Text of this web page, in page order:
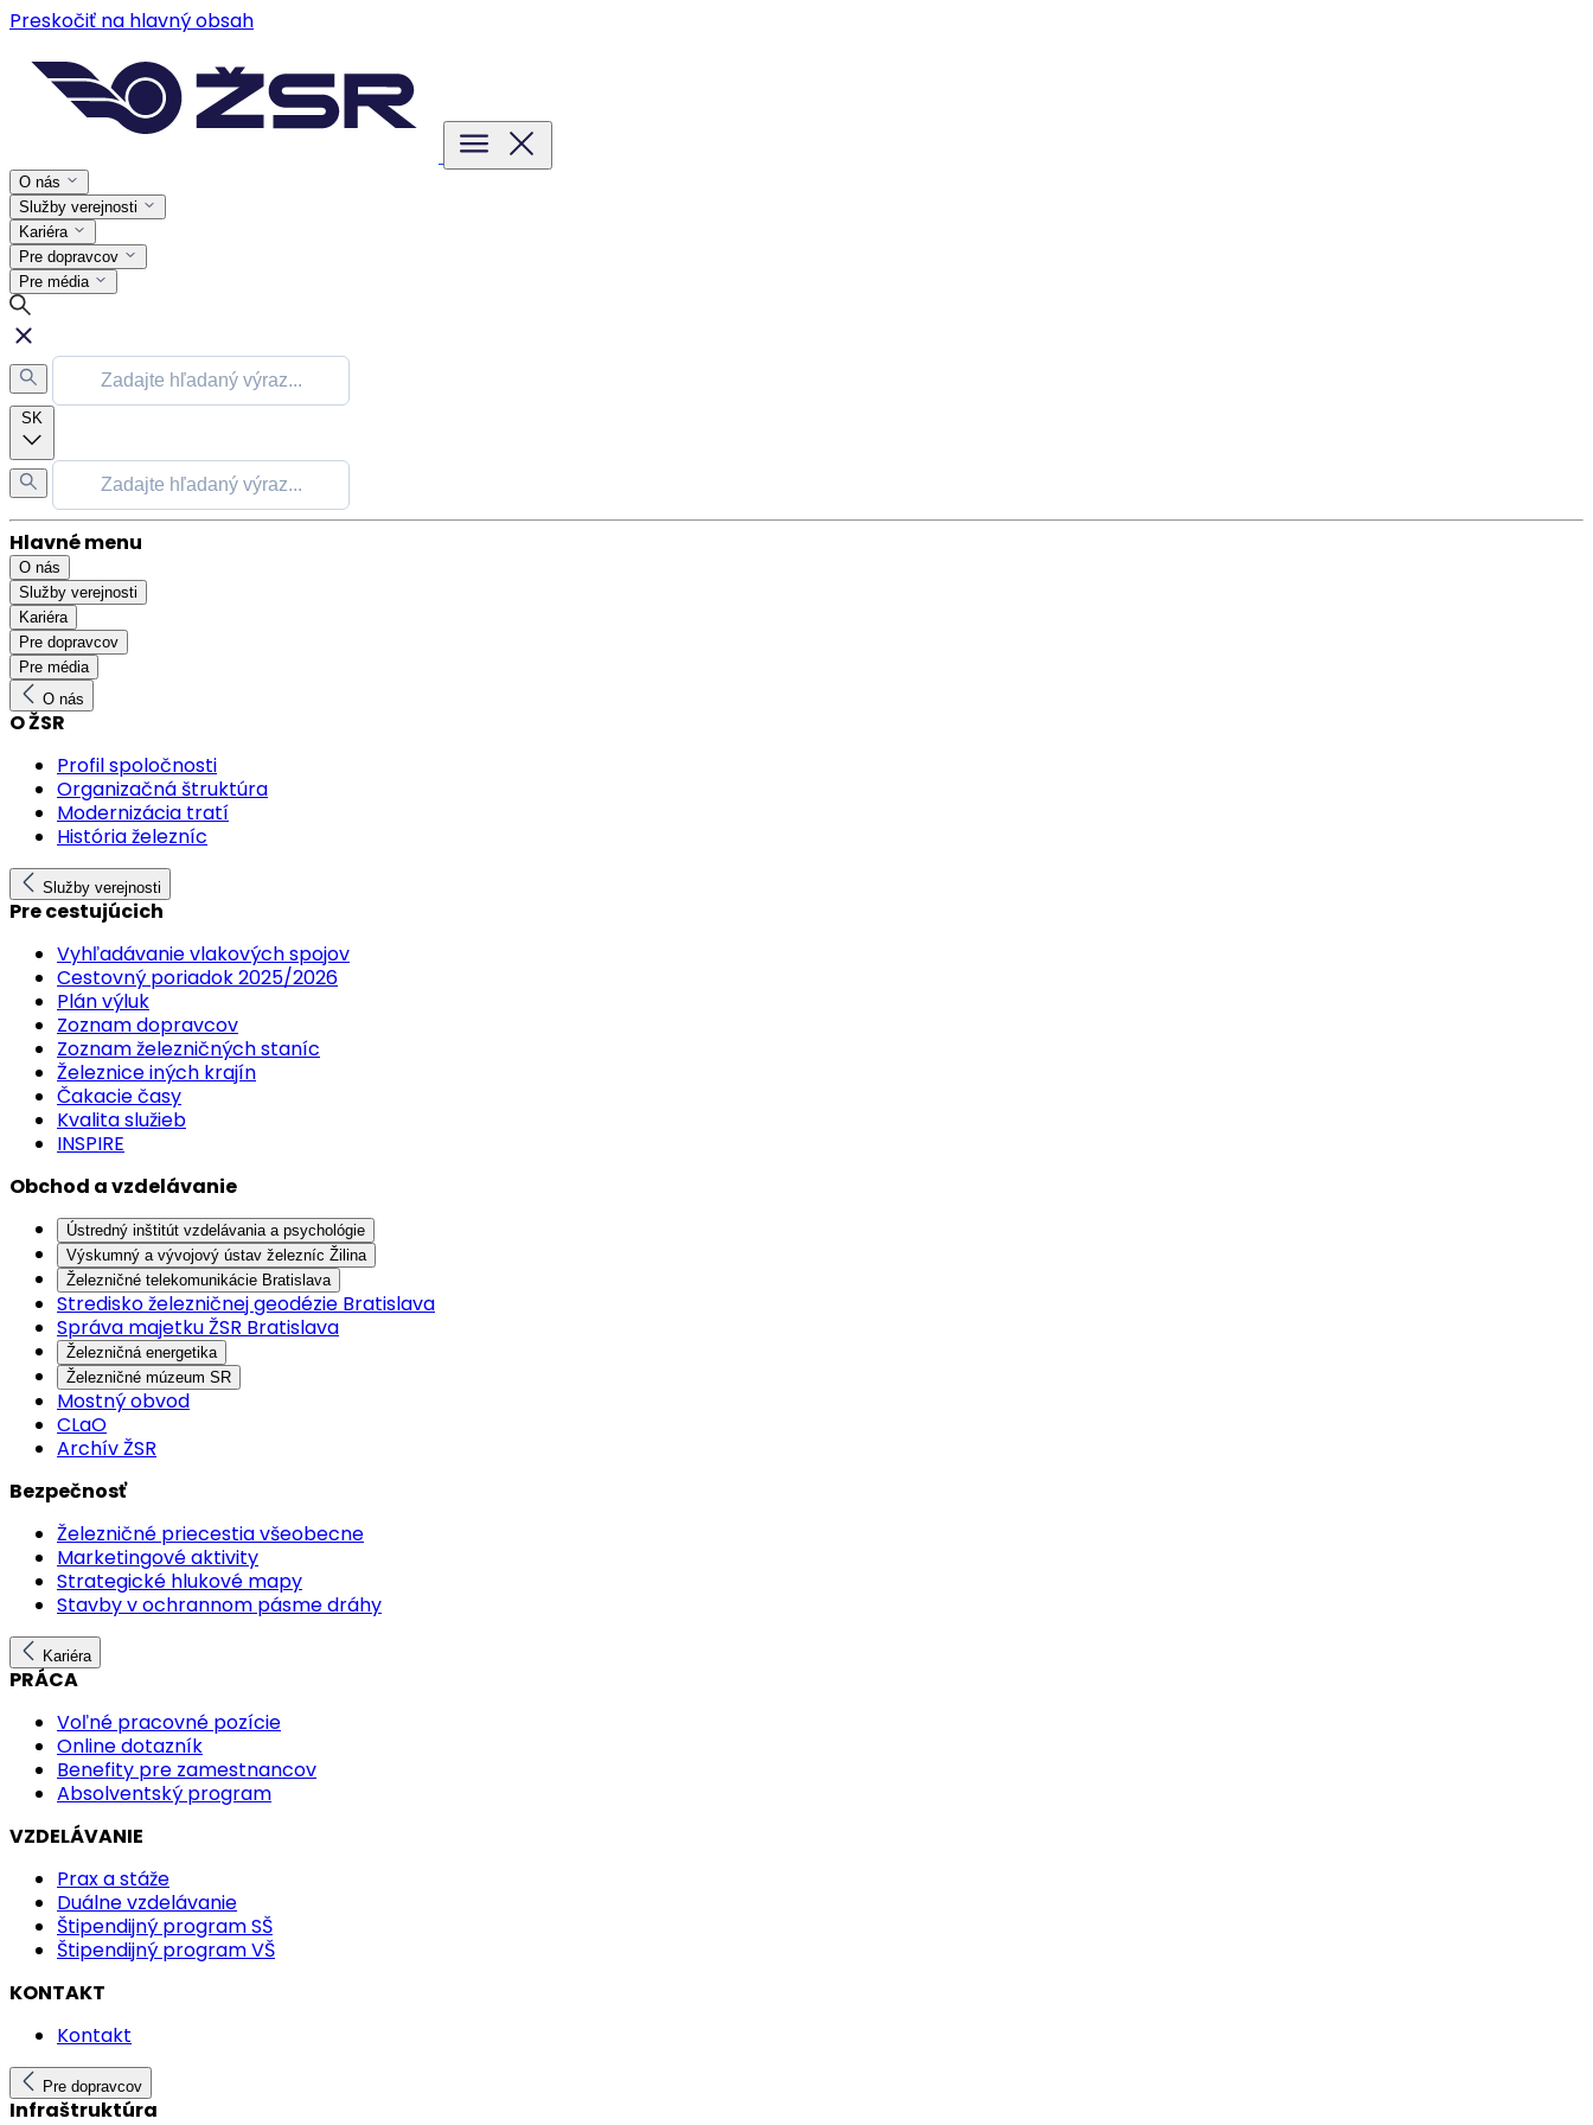
Preskočiť na hlavný obsah
O nás
Služby verejnosti
Kariéra
Pre dopravcov
Pre média
SK
Hlavné menu
O nás
Služby verejnosti
Kariéra
Pre dopravcov
Pre média
O nás
O ŽSR
Profil spoločnosti
Organizačná štruktúra
Modernizácia tratí
História železníc
Služby verejnosti
Pre cestujúcich
Vyhľadávanie vlakových spojov
Cestovný poriadok 2025/2026
Plán výluk
Zoznam dopravcov
Zoznam železničných staníc
Železnice iných krajín
Čakacie časy
Kvalita služieb
INSPIRE
Obchod a vzdelávanie
Ústredný inštitút vzdelávania a psychológie
Výskumný a vývojový ústav železníc Žilina
Železničné telekomunikácie Bratislava
Stredisko železničnej geodézie Bratislava
Správa majetku ŽSR Bratislava
Železničná energetika
Železničné múzeum SR
Mostný obvod
CLaO
Archív ŽSR
Bezpečnosť
Železničné priecestia všeobecne
Marketingové aktivity
Strategické hlukové mapy
Stavby v ochrannom pásme dráhy
Kariéra
PRÁCA
Voľné pracovné pozície
Online dotazník
Benefity pre zamestnancov
Absolventský program
VZDELÁVANIE
Prax a stáže
Duálne vzdelávanie
Štipendijný program SŠ
Štipendijný program VŠ
KONTAKT
Kontakt
Pre dopravcov
Infraštruktúra